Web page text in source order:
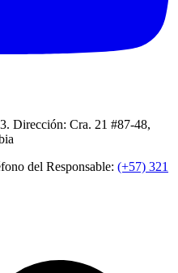
Dirección: Cra. 21 #87-48,
del Responsable: (+57) 321